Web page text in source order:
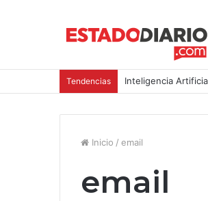
Tendencias Inteligencia
Inicio / email
email